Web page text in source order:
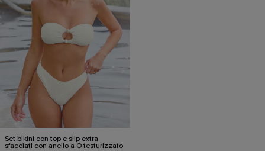
Set bikini con top e slip extra
sfacciati con anello a O testurizzato